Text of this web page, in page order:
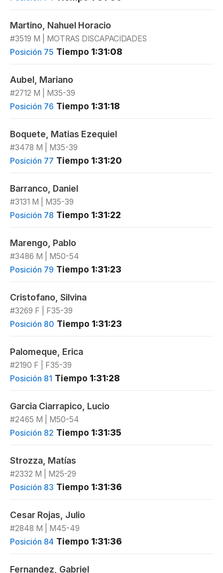
Martino, Nahuel Horacio
#3519 M | MOTRAS DISCAPACIDADES
Posición 75 Tiempo 1:31:08
Aubel, Mariano
#2712 M | M35-39
Posición 76 Tiempo 1:31:18
Boquete, Matias Ezequiel
#3478 M | M35-39
Posición 77 Tiempo 1:31:20
Barranco, Daniel
#3131 M | M35-39
Posición 78 Tiempo 1:31:22
Marengo, Pablo
#3486 M | M50-54
Posición 79 Tiempo 1:31:23
Cristofano, Silvina
#3269 F | F35-39
Posición 80 Tiempo 1:31:23
Palomeque, Erica
#2190 F | F35-39
Posición 81 Tiempo 1:31:28
Garcia Ciarrapico, Lucio
#2465 M | M50-54
Posición 82 Tiempo 1:31:35
Strozza, Matías
#2332 M | M25-29
Posición 83 Tiempo 1:31:36
Cesar Rojas, Julio
#2848 M | M45-49
Posición 84 Tiempo 1:31:36
Fernandez, Gabriel